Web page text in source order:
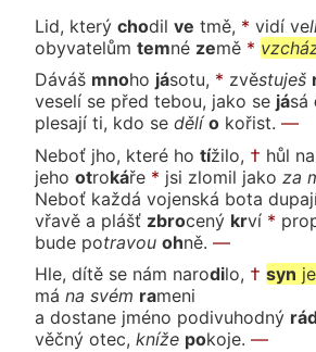
Lid, který chodil ve tmě, * vidí ve
obyvatelům temné země * vzchá
Dáváš mnoho jásotu, * zvěstuješ
veselí se před tebou, jako se jásá
plesají ti, kdo se dělí o kořist. —
Neboť jho, které ho tížilo, † hůl
jeho otrokáře * jsi zlomil jako za
Neboť každá vojenská bota
vřavě a plášť zbrocený krví *
bude potravou ohně. —
Hle, dítě se nám narodilo, † syn je
má na svém rameni
a dostane jméno podivuhodný
věčný otec, kníže pokoje. —